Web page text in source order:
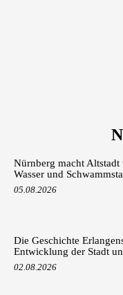
Nürnberg macht
Wasser und
05.08.2026
Die Geschichte
Entwicklung der Stadt
02.08.2026